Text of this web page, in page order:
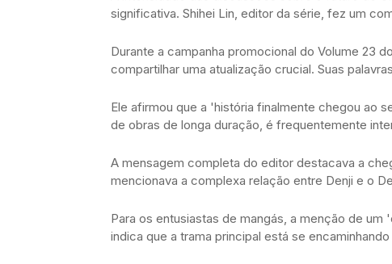
significativa. Shihei Lin, editor da série, fez um
Durante a campanha promocional do Volume 23
compartilhar uma atualização crucial. Suas
Ele afirmou que a 'história finalmente chegou ao
de obras de longa duração, é frequentemente
A mensagem completa do editor destacava a
mencionava a complexa relação entre Denji e o
Para os entusiastas de mangás, a menção de
indica que a trama principal está se